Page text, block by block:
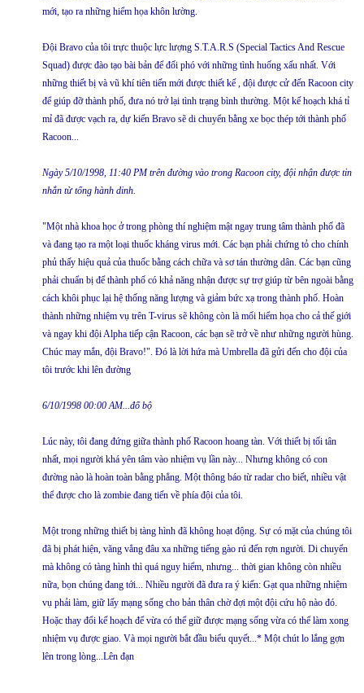
mới, tạo ra những hiểm họa khôn lường.
Đội Bravo của tôi trực thuộc lực lượng S.T.A.R.S (Special Tactics And Rescue
Squad) được đào tạo bài bản để đối phó với những tình huống xấu nhất. Với
những thiết bị và vũ khí tiên tiến mới được thiết kế , đội được cử đến Racoon city
để giúp đỡ thành phố, đưa nó trở lại tình trạng bình thường. Một kế hoạch khá tỉ
mỉ đã được vạch ra, dự kiến Bravo sẽ di chuyển bằng xe bọc thép tới thành phố
Racoon...
Ngày 5/10/1998, 11:40 PM trên đường vào trong Racoon city, đội nhận được tin
nhắn từ tổng hành dinh.
"Một nhà khoa học ở trong phòng thí nghiệm mật ngay trung tâm thành phố đã
và đang tạo ra một loại thuốc kháng virus mới. Các bạn phải chứng tỏ cho chính
phủ thấy hiệu quả của thuốc bằng cách chữa và sơ tán thường dân. Các bạn cũng
phải chuẩn bị để thành phố có khả năng nhận được sự trợ giúp từ bên ngoài bằng
cách khôi phục lại hệ thống năng lượng và giảm bức xạ trong thành phố. Hoàn
thành những nhiệm vụ trên T-virus sẽ không còn là mối hiểm họa cho cả thế giới
và ngay khi đội Alpha tiếp cận Racoon, các bạn sẽ trở về như những người hùng.
Chúc may mắn, đội Bravo!". Đó là lời hứa mà Umbrella đã gửi đến cho đội của
tôi trước khi lên đường
6/10/1998 00:00 AM...đổ bộ
Lúc này, tôi đang đứng giữa thành phố Racoon hoang tàn. Với thiết bị tối tân
nhất, mọi người khá yên tâm vào nhiệm vụ lần này... Nhưng không có con
đường nào là hoàn toàn bằng phẳng. Một thông báo từ radar cho biết, nhiều vật
thể được cho là zombie đang tiến về phía đội của tôi.
Một trong những thiết bị tàng hình đã không hoạt động. Sự có mặt của chúng tôi
đã bị phát hiện, văng vẳng đâu xa những tiếng gào rú đến rợn người. Di chuyển
mà không có tàng hình thì quá nguy hiểm, nhưng... thời gian không còn nhiều
nữa, bọn chúng đang tới... Nhiều người đã đưa ra ý kiến: Gạt qua những nhiệm
vụ phải làm, giữ lấy mạng sống cho bản thân chờ đợi một đội cứu hộ nào đó.
Hoặc thay đổi kế hoạch để vừa có thể giữ được mạng sống vừa có thể làm xong
nhiệm vụ được giao. Và mọi người bắt đầu biểu quyết...* Một chút lo lắng gợn
lên trong lòng...Lên đạn